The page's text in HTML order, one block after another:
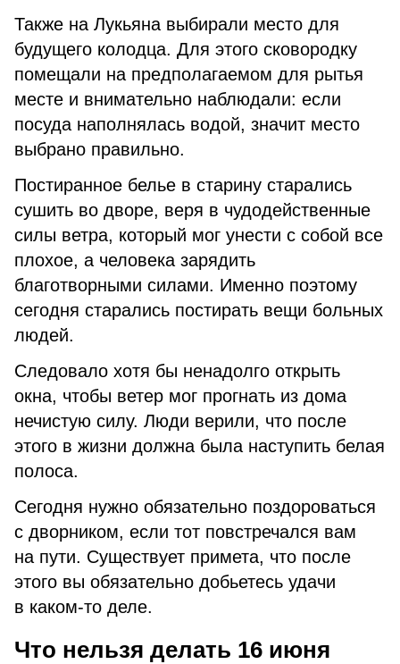
Также на Лукьяна выбирали место для
будущего колодца. Для этого сковородку
помещали на предполагаемом для рытья
месте и внимательно наблюдали: если
посуда наполнялась водой, значит место
выбрано правильно.
Постиранное белье в старину старались
сушить во дворе, веря в чудодейственные
силы ветра, который мог унести с собой все
плохое, а человека зарядить
благотворными силами. Именно поэтому
сегодня старались постирать вещи больных
людей.
Следовало хотя бы ненадолго открыть
окна, чтобы ветер мог прогнать из дома
нечистую силу. Люди верили, что после
этого в жизни должна была наступить белая
полоса.
Сегодня нужно обязательно поздороваться
с дворником, если тот повстречался вам
на пути. Существует примета, что после
этого вы обязательно добьетесь удачи
в каком-то деле.
Что нельзя делать 16 июня